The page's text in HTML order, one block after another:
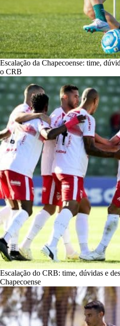
Escalação da Chapecoense: time,
o CRB
Escalação do CRB: time, dúvidas e
Chapecoense